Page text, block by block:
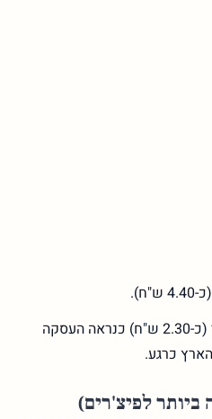
175 רופי (כ-2.30 ש"ח) כנראה העסקה
כרגע.